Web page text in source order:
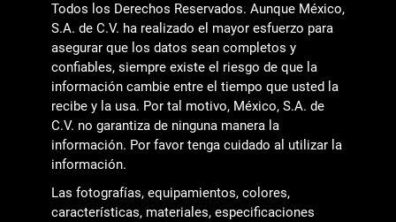
Todos los Derechos Reservados. Aunque México,
S.A. de C.V. ha realizado el mayor esfuerzo para
asegurar que los datos sean completos y
confiables, siempre existe el riesgo de que la
información cambie entre el tiempo que usted la
recibe y la usa. Por tal motivo, México, S.A. de
C.V. no garantiza de ninguna manera la
información. Por favor tenga cuidado al utilizar la
información.
Las fotografías, equipamientos, colores,
características, materiales, especificaciones